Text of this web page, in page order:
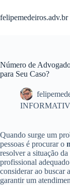
para
o
felipemedeiros.adv.br
Número de
para Seu Caso?
Quando surge um
pessoas é procurar o
resolver a situação
profissional
considerar ao buscar
garantir um